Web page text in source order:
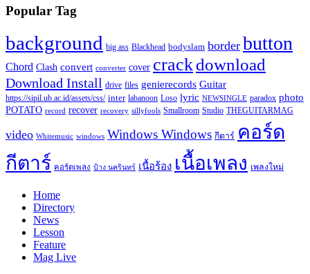
Popular Tag
background big ass Blackhead bodyslam border button
Chord Clash convert converter cover crackdownload
Download Install drive files genierecords Guitar
https://sipil.ub.ac.id/assets/css/ inter labanoon Loso lyric NEWSINGLE paradox photo
POTATO record recover recovery sillyfools Smallroom Studio THEGUITARMAG
video Whitemusic windows Windows Windows กีตาร์ คอร์ด
กีตาร์ คอร์ดเพลง ป้าง นครินทร์ เนื้อร้อง เนื้อเพลง เพลงใหม่
Home
Directory
News
Lesson
Feature
Mag Live